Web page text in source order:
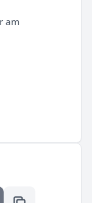
am